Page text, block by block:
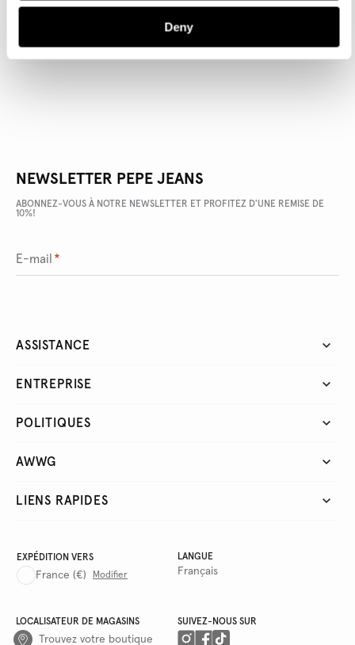
Deny
DÉTAILS DU PRODUIT
LIVRAISON ET RETOURS
NEWSLETTER PEPE JEANS
ABONNEZ-VOUS À NOTRE NEWSLETTER ET PROFITEZ D'UNE REMISE DE
10%!
E-mail *
ASSISTANCE
ENTREPRISE
POLITIQUES
AWWG
LIENS RAPIDES
EXPÉDITION VERS
France (€) Modifier
LANGUE
Français
LOCALISATEUR DE MAGASINS
Trouvez votre boutique
SUIVEZ-NOUS SUR